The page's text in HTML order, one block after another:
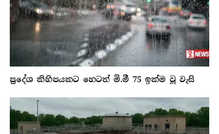
ප්‍රදේශ කිහිපයකට හෙටත් මි.මී 75 ඉක්ම වූ වැසි